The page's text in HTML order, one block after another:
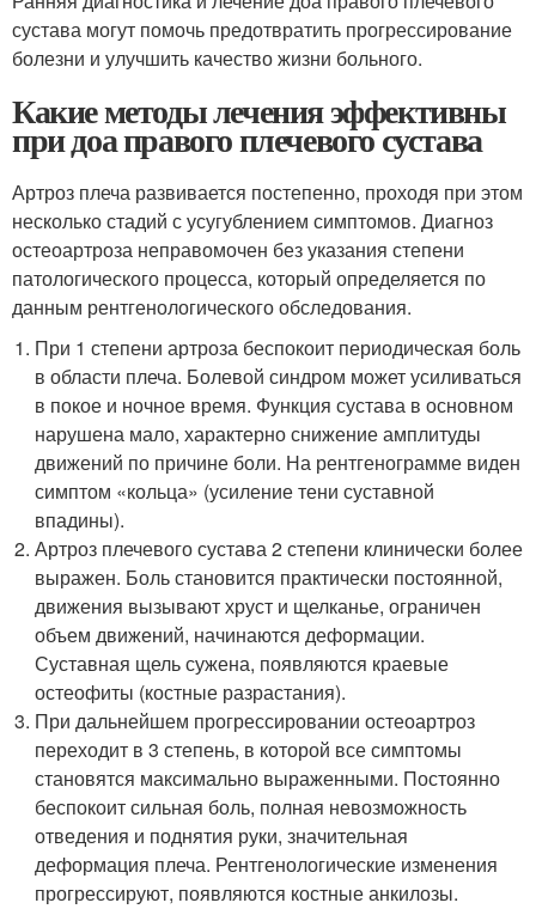
сустава могут помочь предотвратить прогрессирование
болезни и улучшить качество жизни больного.
Какие методы лечения эффективны
при доа правого плечевого сустава
Артроз плеча развивается постепенно, проходя при этом
несколько стадий с усугублением симптомов. Диагноз
остеоартроза неправомочен без указания степени
патологического процесса, который определяется по
данным рентгенологического обследования.
При 1 степени артроза беспокоит периодическая боль
в области плеча. Болевой синдром может усиливаться
в покое и ночное время. Функция сустава в основном
нарушена мало, характерно снижение амплитуды
движений по причине боли. На рентгенограмме виден
симптом «кольца» (усиление тени суставной
впадины).
Артроз плечевого сустава 2 степени клинически более
выражен. Боль становится практически постоянной,
движения вызывают хруст и щелканье, ограничен
объем движений, начинаются деформации.
Суставная щель сужена, появляются краевые
остеофиты (костные разрастания).
При дальнейшем прогрессировании остеоартроз
переходит в 3 степень, в которой все симптомы
становятся максимально выраженными. Постоянно
беспокоит сильная боль, полная невозможность
отведения и поднятия руки, значительная
деформация плеча. Рентгенологические изменения
прогрессируют, появляются костные анкилозы.